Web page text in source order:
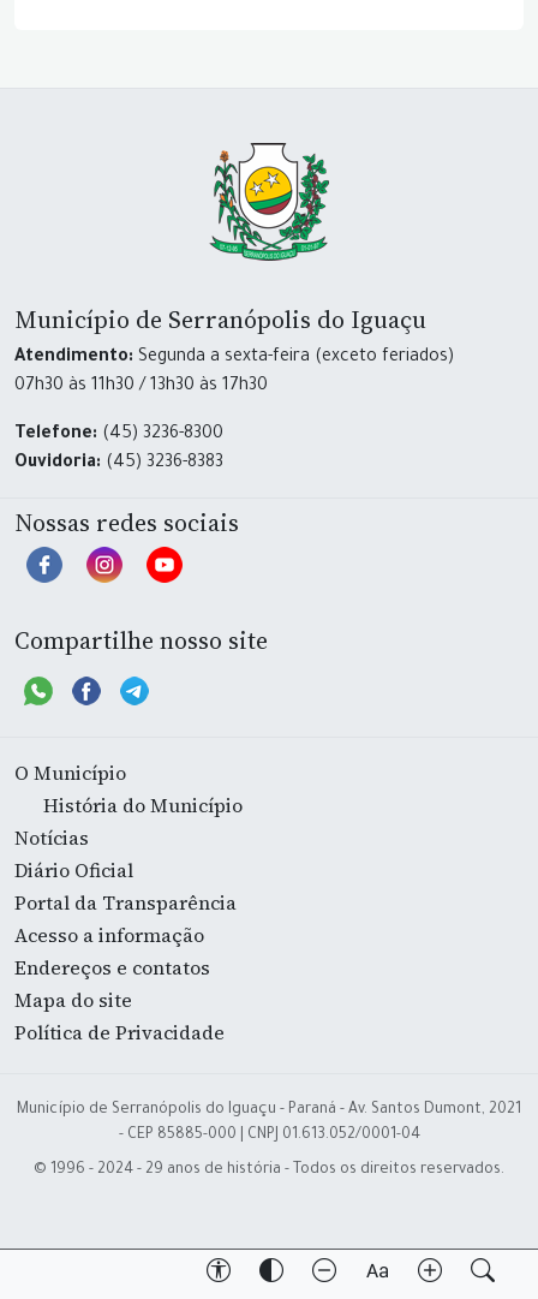
Município de Serranópolis do Iguaçu
Atendimento: Segunda a sexta-feira (exceto feriados)
07h30 às 11h30 / 13h30 às 17h30
Telefone: (45) 3236-8300
Ouvidoria: (45) 3236-8383
Nossas redes sociais
Compartilhe nosso site
O Município
História do Município
Notícias
Diário Oficial
Portal da Transparência
Acesso a informação
Endereços e contatos
Mapa do site
Política de Privacidade
Município de Serranópolis do Iguaçu - Paraná - Av. Santos Dumont, 2021
- CEP 85885-000 | CNPJ 01.613.052/0001-04
© 1996 - 2024 - 29 anos de história - Todos os direitos reservados.